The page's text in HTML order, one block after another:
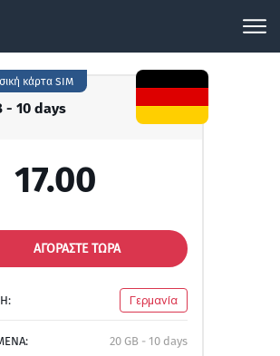
- 10 days
κάρτα SIM
17.00
ΑΓΟΡΑΣΤΕ ΤΩΡΑ
Γερμανία
20 GB - 10 days